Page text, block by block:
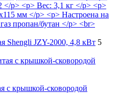
Shengli JZY-2000, 4,8 кВт 5
с крышкой-сковородой